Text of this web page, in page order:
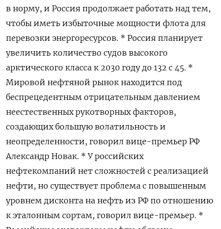
в норму, и Россия продолжает работать над тем,
чтобы иметь избыточные мощности флота для
перевозки энергоресурсов. * Россия планирует
увеличить количество судов высокого
арктического класса к 2030 году до 132 с 45. *
Мировой нефтяной рынок находится под
беспрецедентным отрицательным давлением
неестественных рукотворных факторов,
создающих большую волатильность и
неопределенности, говорил вице-премьер РФ
Александр Новак. * У российских
нефтекомпаний нет сложностей с реализацией
нефти, но существует проблема с повышенным
уровнем дисконта на нефть из РФ по отношению
к эталонным сортам, говорил вице-премьер. *